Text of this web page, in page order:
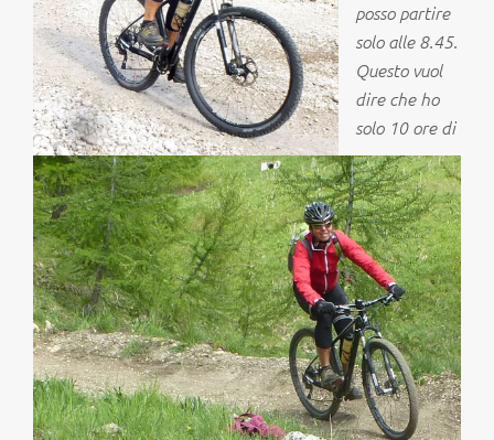
posso partire
solo alle 8.45.
Questo vuol
dire che ho
solo 10 ore di